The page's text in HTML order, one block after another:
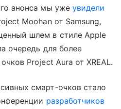
анонса мы уже увидели
Moohan от Samsung,
шлем в стиле Apple
очередь для более
Project Aura от XREAL.
смарт-очков стало
разработчиков